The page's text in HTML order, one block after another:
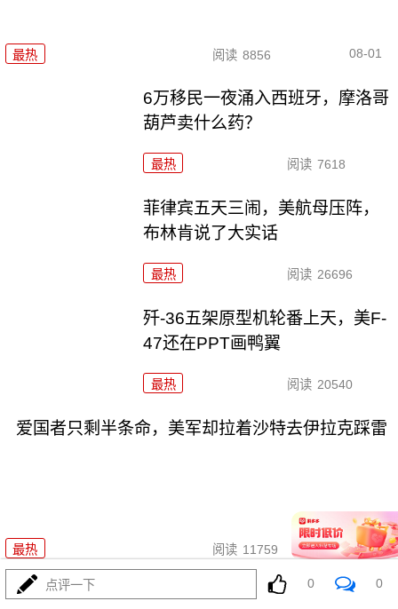
最热 阅读 8856 08-01
6万移民一夜涌入西班牙，摩洛哥
葫芦卖什么药？
最热 阅读 7618
菲律宾五天三闹，美航母压阵，
布林肯说了大实话
最热 阅读 26696
歼-36五架原型机轮番上天，美F-
47还在PPT画鸭翼
最热 阅读 20540
爱国者只剩半条命，美军却拉着沙特去伊拉克踩雷
最热 阅读 11759 07-31
特朗普官宣“哈马斯缴械”，内塔尼
点评一下 0 0